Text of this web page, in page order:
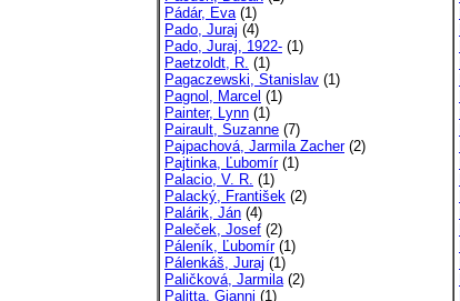
Pádár, Eva(1)
Pado, Juraj (4)
Pado, Juraj, 1922- (1)
Paetzoldt, R. (1)
Pagaczewski, Stanislav (1)
Pagnol, Marcel (1)
Painter, Lynn (1)
Pairault, Suzanne (7)
Pajpachová, Jarmila Zacher(2)
Pajtinka, Ľubomír(1)
Palacio, V. R. (1)
Palacký, František (2)
Palárik, Ján (4)
Paleček, Josef (2)
Páleník, Ľubomír(1)
Pálenkáš, Juraj (1)
Paličková, Jarmila(2)
Palitta, Gianni (1)